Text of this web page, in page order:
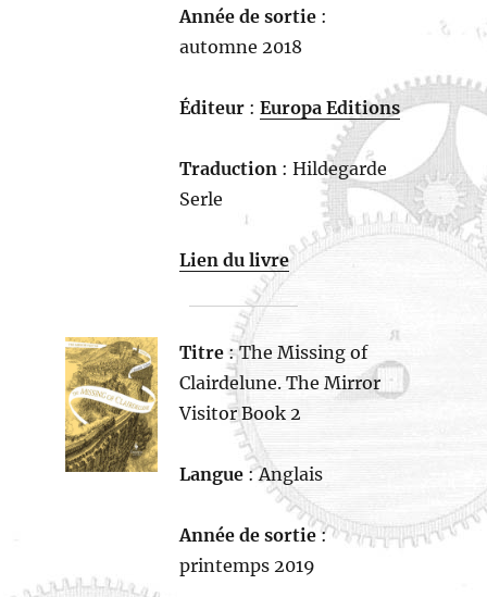
Année de sortie :
automne 2018
Éditeur: Europa Editions
Traduction : Hildegarde
Serle
Lien du livre
Titre: The Missing of
Clairdelune. The Mirror
Visitor Book 2
Langue: Anglais
Année de sortie :
printemps 2019